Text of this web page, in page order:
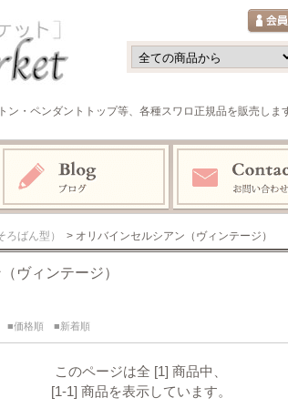
・ペンダントトップ等、各種スワロ正規品を販売しま
ばん型） > オリバインセルシアン（ヴィンテージ）
ヴィンテージ）
■価格順 ■新着順
このページは全 [1] 商品中、
[1-1] 商品を表示しています。